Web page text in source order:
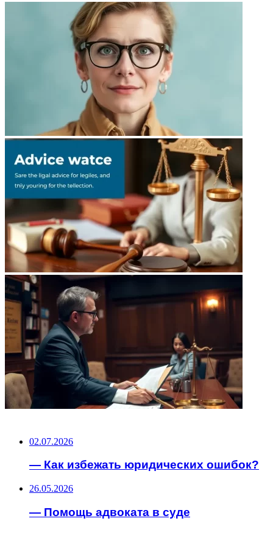
02.07.2026
— Как избежать юридических ошибок?
26.05.2026
— Помощь адвоката в суде